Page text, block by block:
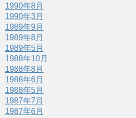
1990年8月
1990年3月
1989年9月
1989年8月
1989年5月
1988年10月
1988年8月
1988年6月
1988年5月
1987年7月
1987年6月